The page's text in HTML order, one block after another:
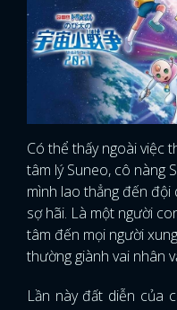
Có thể thấy ngoài việc
tâm lý Suneo, cô nàng
mình lao thẳng đến đội
sợ hãi. Là một người
tâm đến mọi người
thường giành vai nhân
Lần này đất diễn của